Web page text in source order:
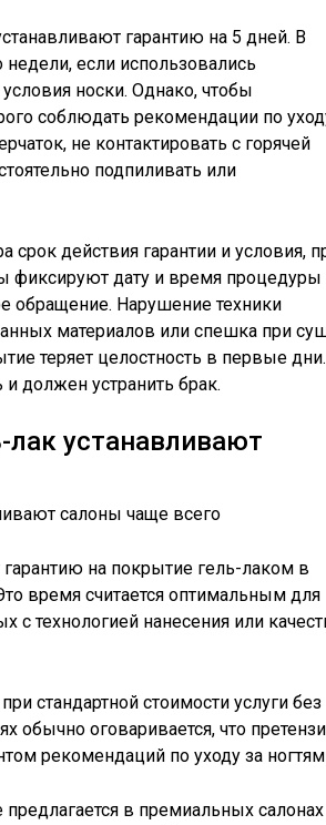
гарантию на 5 дней. В
если использовались
носки. Однако, чтобы
соблюдать рекомендации по
не контактировать с горячей
подпиливать или
срок действия гарантии и условия,
фиксируют дату и время процедуры
обращение. Нарушение техники
материалов или спешка при
теряет целостность в первые
и должен устранить брак.
лак устанавливают
на покрытие гель-лаком в
время считается оптимальным для
технологией нанесения или
стандартной стоимости услуги без
обычно оговаривается, что
рекомендаций по уходу за
в премиальных